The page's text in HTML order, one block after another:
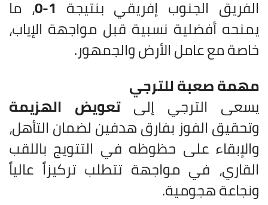
الفريق الجنوب إفريقي بنتيجة 1-0 ، ما
يمنحه أفضلية نسبية قبل مواجهة الإياب،
خاصة مع عامل الأرض والجمهور.
مهمة صعبة للترجي
يسعى الترجي إلىتعويض الهزيمة
وتحقيق الفوز بفارق هدفين لضمان التأهل،
والإبقاء على حظوظه في التتويج باللقب
القاري، في مواجهة تتطلب تركيزاً عالياً
ونجاعة هجومية.